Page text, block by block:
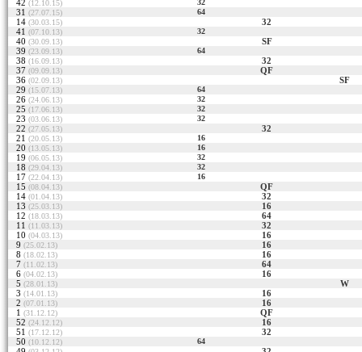
42 (12.10.15) 32
31 (27.07.15) 64
14 (30.03.15)
32
41 (07.10.13) 32
40 (30.09.13)
SF
39 (23.09.13) 64
38 (16.09.13)
32
37 (09.09.13)
QF
36 (02.09.13)
SF
29 (15.07.13) 64
26 (24.06.13) 32
25 (17.06.13) 32
23 (03.06.13) 32
22 (27.05.13)
32
21 (20.05.13) 16
20 (13.05.13) 16
19 (06.05.13) 32
18 (29.04.13) 32
17 (22.04.13) 16
15 (08.04.13)
QF
14 (01.04.13)
32
13 (25.03.13)
16
12 (18.03.13)
64
11 (11.03.13)
32
10 (04.03.13)
16
9 (25.02.13)
16
8 (18.02.13)
16
7 (11.02.13)
64
6 (04.02.13)
16
5 (28.01.13)
W
3 (14.01.13)
16
2 (07.01.13)
16
1 (31.12.12)
QF
52 (24.12.12)
16
51 (17.12.12)
32
50 (10.12.12) 64